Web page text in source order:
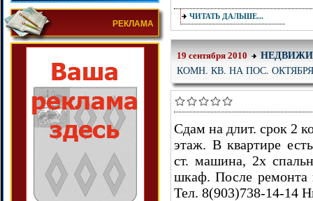
РЕКЛАМА
ЧИТАТЬ ДАЛЬШЕ...
19 сентября 2010
КОМН. КВ. НА ПОС. ОКТЯБРЯ
Сдам на длит. срок 2
этаж. В квартире
ст. машина, 2х
шкаф. После ремонта
Тел. 8(903)738-14-14